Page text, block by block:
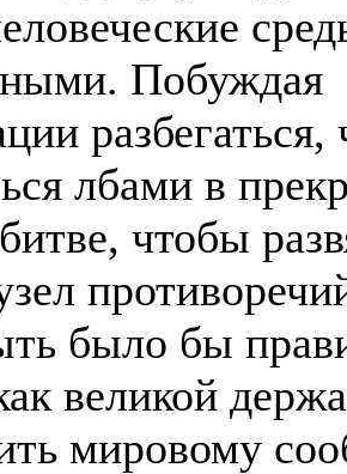
Побуждая
разбегаться,
лбами в
чтобы
было бы
великой
мировому